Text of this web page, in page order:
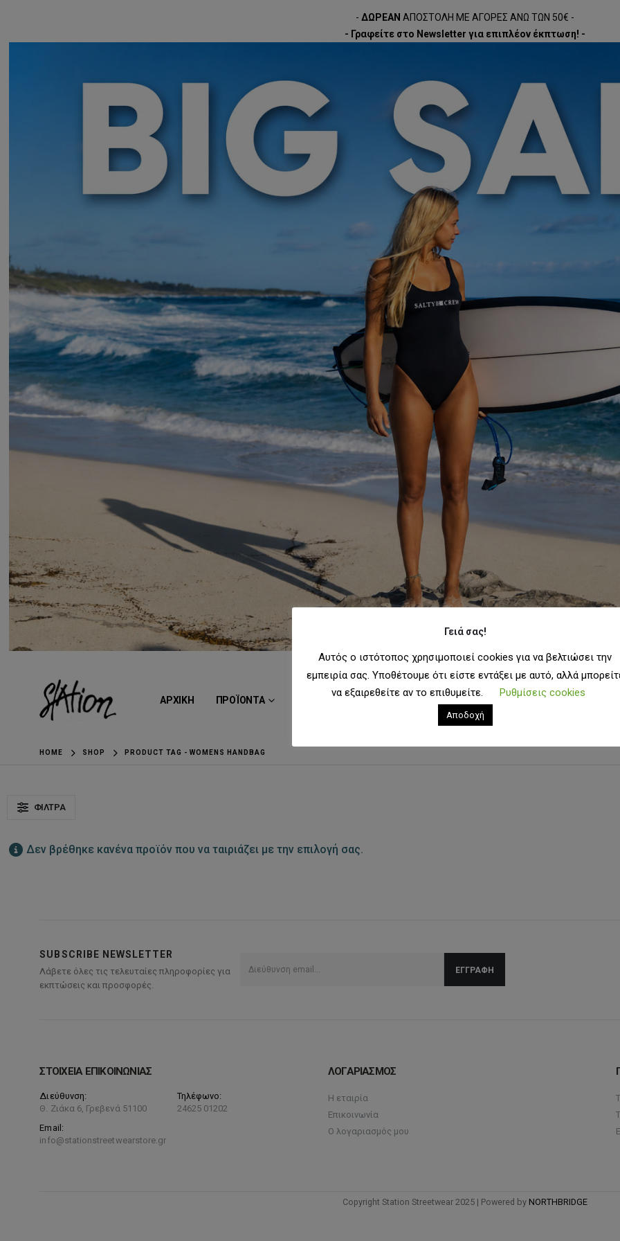
- ΔΩΡΕΑΝ ΑΠΟΣΤΟΛΗ ΜΕ ΑΓΟΡΕΣ ΑΝΩ ΤΩΝ 50€ -
- Γραφείτε στο Newsletter για επιπλέον έκπτωση! -
ΑΡΧΙΚΗ ΠΡΟΪΟΝΤΑ
HOME SHOP PRODUCT TAG -WOMENS HANDBAG
ΦΊΛΤΡΑ
Δεν βρέθηκε κανένα προϊόν που να ταιριάζει με την επιλογή σας.
SUBSCRIBE NEWSLETTER
Λάβετε όλες τις τελευταίες πληροφορίες για
εκπτώσεις και προσφορές.
ΣΤΟΙΧΕΙΑ ΕΠΙΚΟΙΝΩΝΙΑΣ
Διεύθυνση:
Θ. Ζιάκα 6, Γρεβενά 51100
Τηλέφωνο:
24625 01202
Email:
info@stationstreetwearstore.gr
ΛΟΓΑΡΙΑΣΜΟΣ
Η εταιρία
Επικοινωνία
Ο λογαριασμός μου
Copyright Station Streetwear 2025 | Powered by NORTHBRIDGE
Γειά σας!
Αυτός ο ιστότοπος χρησιμοποιεί cookies για να βελτιώσει την
εμπειρία σας. Υποθέτουμε ότι είστε εντάξει με αυτό, αλλά
να εξαιρεθείτε αν το επιθυμείτε.
Ρυθμίσεις cookies
Αποδοχή